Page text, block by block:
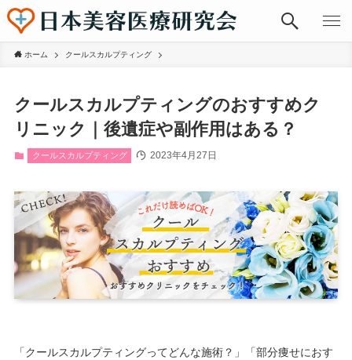
ホーム クールスカルプティング
クールスカルプティングのおすすめク
リニック｜後遺症や副作用はある？
クールスカルプティング 2023年4月27日
「クールスカルプティングってどんな施術？」「部分痩せにおす